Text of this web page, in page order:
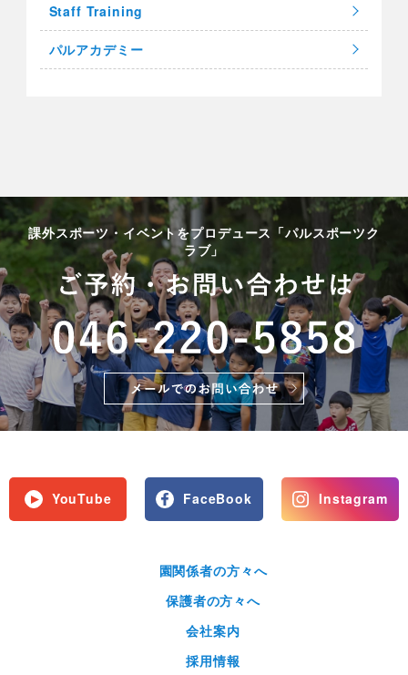
Staff Training
パルアカデミー
課外スポーツ・イベントをプロデュース「パルスポーツク
ラブ」
YouTube FaceBook Instagram
園関係者の方々へ
保護者の方々へ
会社案内
採用情報